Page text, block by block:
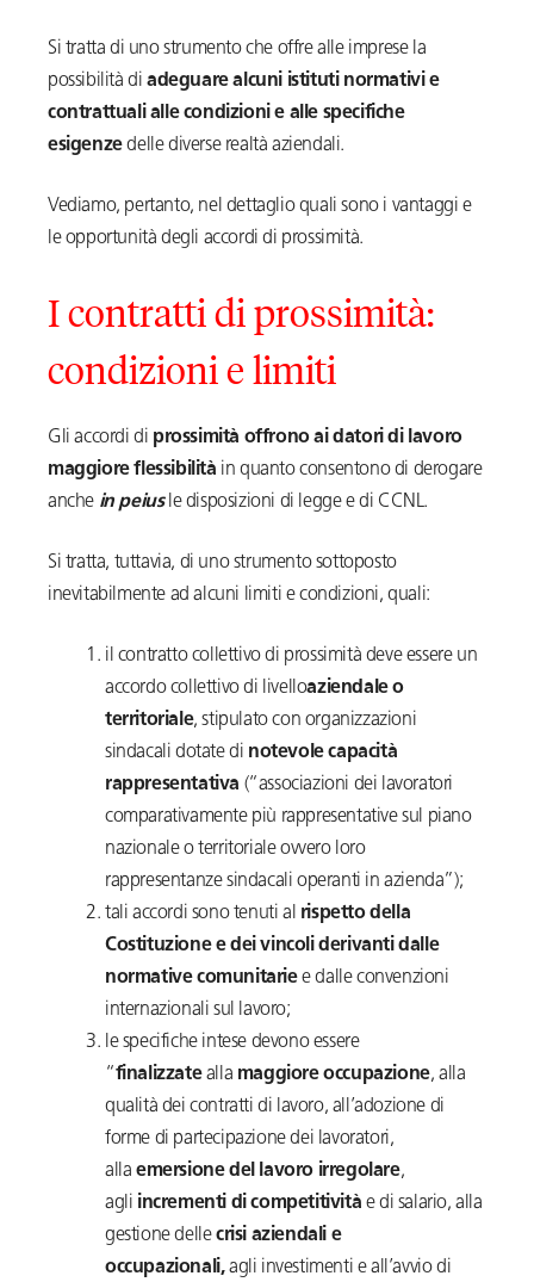
Si tratta di uno strumento che offre alle imprese la
possibilità di adeguare alcuni istituti normativi e
contrattuali alle condizioni e alle specifiche
esigenzedelle diverse realtà aziendali.
Vediamo, pertanto, nel dettaglio quali sono i vantaggi e
le opportunità degli accordi di prossimità.
I contratti di prossimità:
condizioni e limiti
Gli accordi di prossimità offrono ai datori di lavoro
maggiore flessibilità in quanto consentono di derogare
anche in peiusle disposizioni di legge e di CCNL.
Si tratta, tuttavia, di uno strumento sottoposto
inevitabilmente ad alcuni limiti e condizioni, quali:
il contratto collettivo di prossimità deve essere un
accordo collettivo di livelloaziendale o
territoriale, stipulato con organizzazioni
sindacali dotate di notevole capacità
rappresentativa (“associazioni dei lavoratori
comparativamente più rappresentative sul piano
nazionale o territoriale ovvero loro
rappresentanze sindacali operanti in azienda”);
tali accordi sono tenuti al rispetto della
Costituzione e dei vincoli derivanti dalle
normative comunitariee dalle convenzioni
internazionali sul lavoro;
le specifiche intese devono essere
“finalizzatealla maggiore occupazione, alla
qualità dei contratti di lavoro, all’adozione di
forme di partecipazione dei lavoratori,
alla emersione del lavoro irregolare,
agli incrementi di competitività e di salario, alla
gestione dellecrisi aziendali e
occupazionali,agli investimenti e all’avvio di